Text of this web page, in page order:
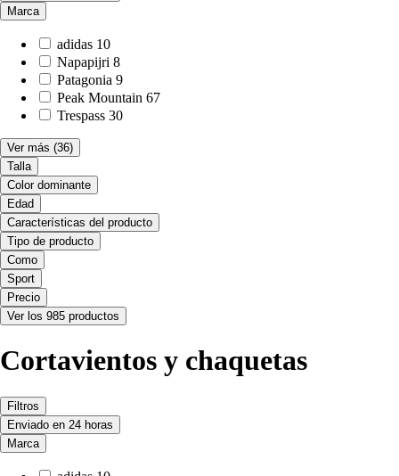
Marca
adidas 10
Napapijri 8
Patagonia 9
Peak Mountain 67
Trespass 30
Ver más (36)
Talla
Color dominante
Edad
Características del producto
Tipo de producto
Como
Sport
Precio
Ver los 985 productos
Cortavientos y chaquetas
Filtros
Enviado en 24 horas
Marca